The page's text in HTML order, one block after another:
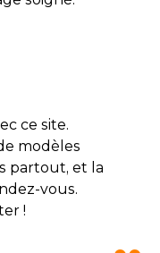
ce site.
modèles
partout, et la
vous.
!